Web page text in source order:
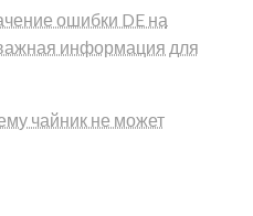
ошибки DE на
информация для
чайник не может